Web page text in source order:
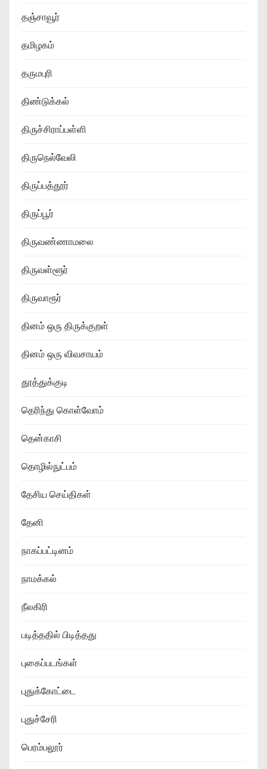
தஞ்சாவூர்
தமிழகம்
தருமபுரி
திண்டுக்கல்
திருச்சிராப்பள்ளி
திருநெல்வேலி
திருப்பத்தூர்
திருப்பூர்
திருவண்ணாமலை
திருவள்ளூர்
திருவாரூர்
தினம் ஒரு திருக்குறள்
தினம் ஒரு விவசாயம்
தூத்துக்குடி
தெரிந்து கொள்வோம்
தென்காசி
தொழில்நுட்பம்
தேசிய செய்திகள்
தேனி
நாகப்பட்டினம்
நாமக்கல்
நீலகிரி
படித்ததில் பிடித்தது
புகைப்படங்கள்
புதுக்கோட்டை
புதுச்சேரி
பெரம்பலூர்